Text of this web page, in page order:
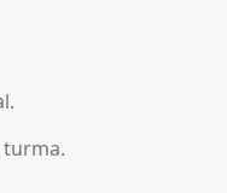
turma.